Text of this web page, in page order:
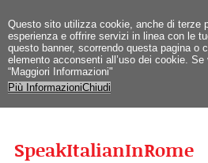
Questo sito utilizza cookie, anche di terze
esperienza e offrire servizi in linea con le
questo banner, scorrendo questa pagina o
elemento acconsenti all’uso dei cookie.
“Maggiori Informazioni"
Più InformazioniChiudi
SpeakItalianInRome